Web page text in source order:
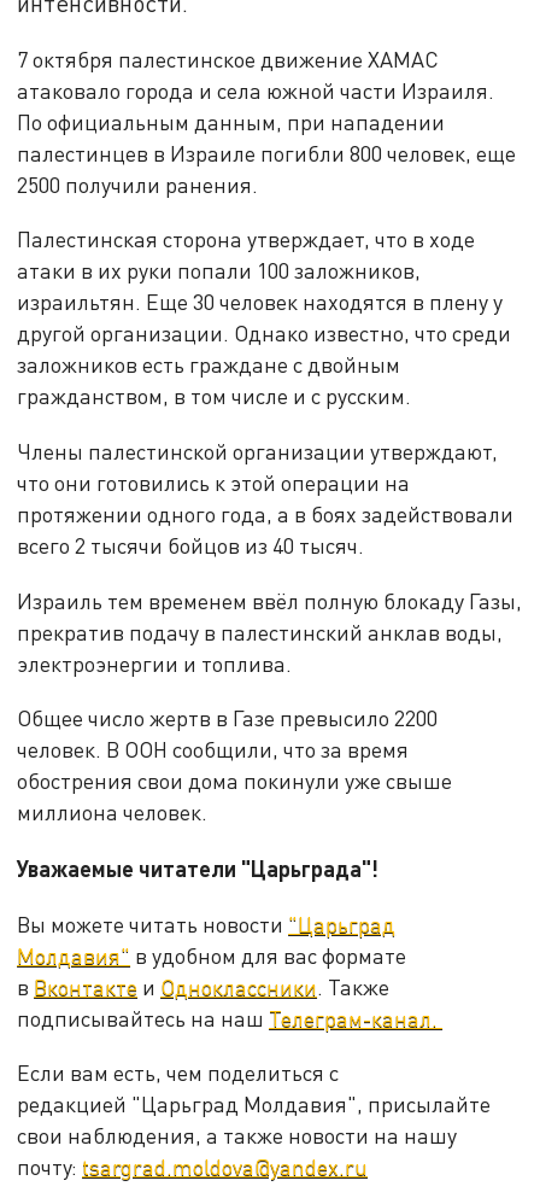
7 октября палестинское движение ХАМАС
атаковало города и села южной части Израиля.
По официальным данным, при нападении
палестинцев в Израиле погибли 800 человек, еще
2500 получили ранения.
Палестинская сторона утверждает, что в ходе
атаки в их руки попали 100 заложников,
израильтян. Еще 30 человек находятся в плену у
другой организации. Однако известно, что среди
заложников есть граждане с двойным
гражданством, в том числе и с русским.
Члены палестинской организации утверждают,
что они готовились к этой операции на
протяжении одного года, а в боях задействовали
всего 2 тысячи бойцов из 40 тысяч.
Израиль тем временем ввёл полную блокаду Газы,
прекратив подачу в палестинский анклав воды,
электроэнергии и топлива.
Общее число жертв в Газе превысило 2200
человек. В ООН сообщили, что за время
обострения свои дома покинули уже свыше
миллиона человек.
Уважаемые читатели "Царьграда"!
Вы можете читать новости "Царьград
Молдавия" в удобном для вас формате
в Вконтакте и Одноклассники. Также
подписывайтесь на наш Телеграм-канал.
Если вам есть, чем поделиться с
редакцией "Царьград Молдавия", присылайте
свои наблюдения, а также новости на нашу
почту: tsargrad.moldova@yandex.ru